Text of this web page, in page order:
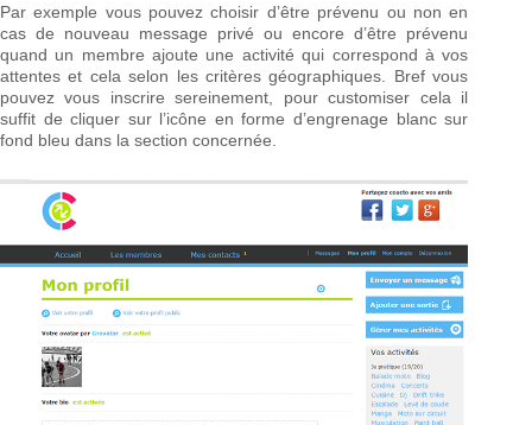
Par exemple vous pouvez choisir d’être prévenu ou non en
cas de nouveau message privé ou encore d’être prévenu
quand un membre ajoute une activité qui correspond à vos
attentes et cela selon les critères géographiques. Bref vous
pouvez vous inscrire sereinement, pour customiser cela il
suffit de cliquer sur l’icône en forme d’engrenage blanc sur
fond bleu dans la section concernée.